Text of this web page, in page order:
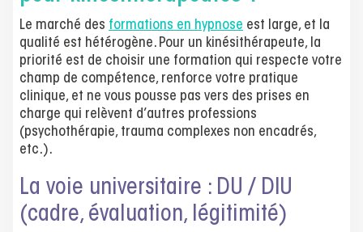
Le marché des formations en hypnose est large, et la
qualité est hétérogène. Pour un kinésithérapeute, la
priorité est de choisir une formation qui respecte votre
champ de compétence, renforce votre pratique
clinique, et ne vous pousse pas vers des prises en
charge qui relèvent d’autres professions
(psychothérapie, trauma complexes non encadrés,
etc.).
La voie universitaire : DU / DIU
(cadre, évaluation, légitimité)